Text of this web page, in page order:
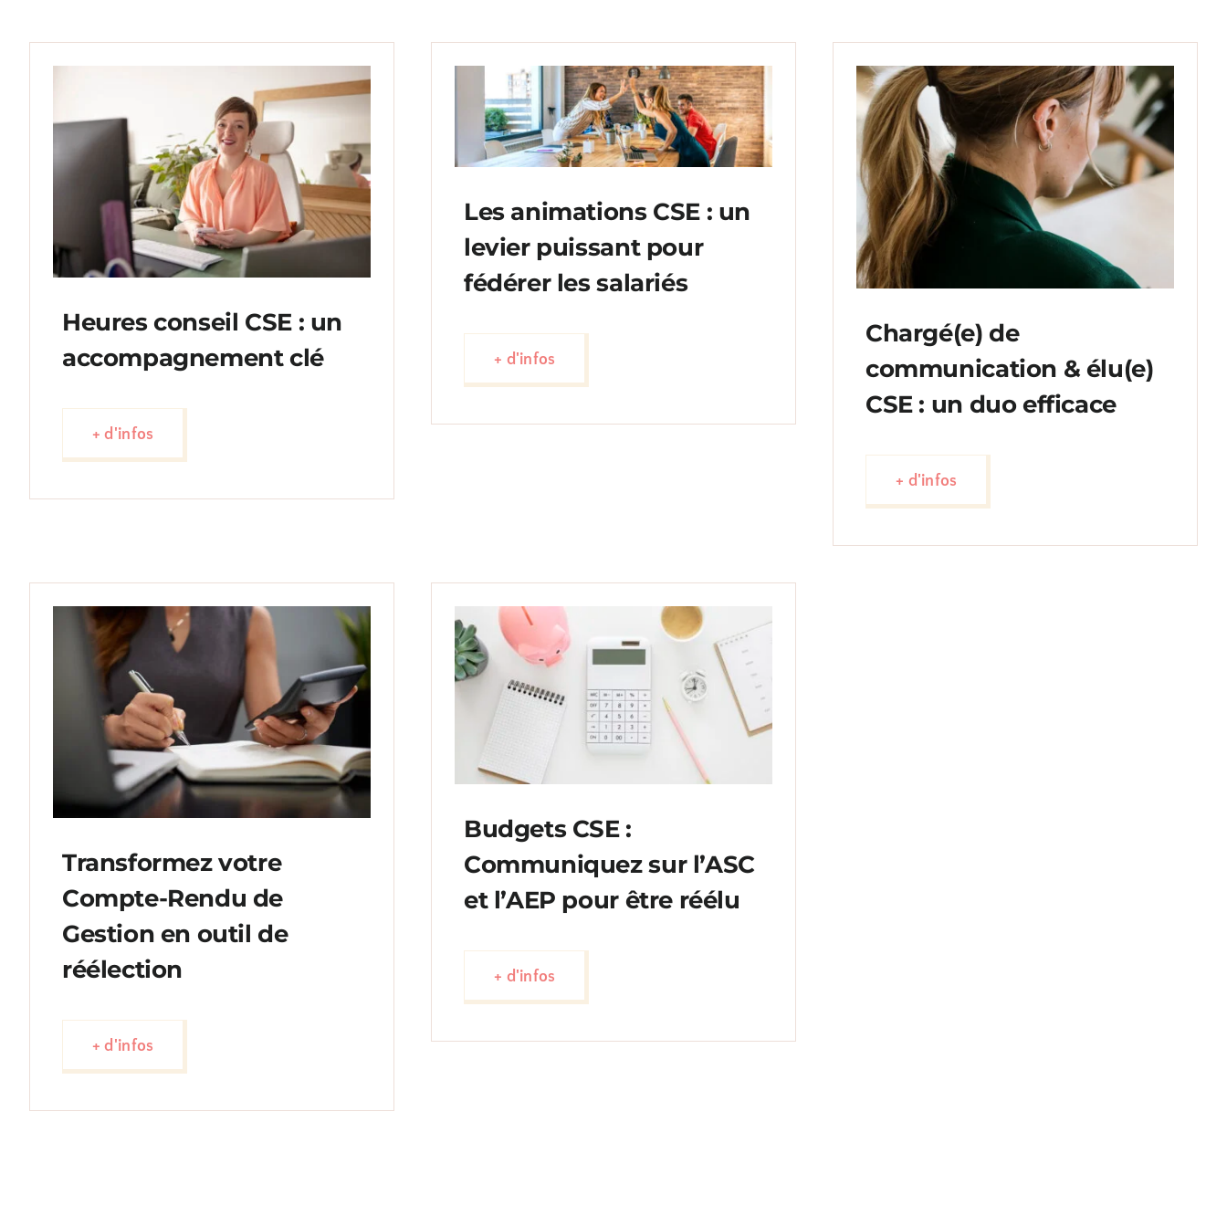
Heures conseil CSE : un
accompagnement clé
+ d'infos
Les animations CSE : un
levier puissant pour
fédérer les salariés
+ d'infos
Chargé(e) de
communication & élu(e)
CSE : un duo efficace
+ d'infos
Transformez votre
Compte-Rendu de
Gestion en outil de
réélection
+ d'infos
Budgets CSE :
Communiquez sur l’ASC
et l’AEP pour être réélu
+ d'infos